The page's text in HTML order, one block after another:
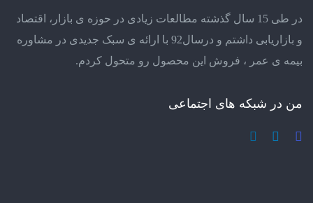
در طی 15 سال گذشته مطالعات زیادی در حوزه ی بازار، اقتصاد
و بازاریابی داشتم و درسال92 با ارائه ی سبک جدیدی در مشاوره
بیمه ی عمر ، فروش این محصول رو متحول کردم.
من در شبکه های اجتماعی